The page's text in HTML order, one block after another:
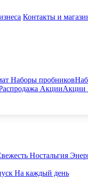
Контакты и
Наборы пробников
АкцииАкции
Ностальгия
На каждый день